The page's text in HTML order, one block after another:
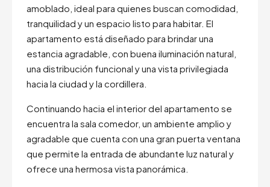
amoblado, ideal para quienes buscan comodidad,
tranquilidad y un espacio listo para habitar. El
apartamento está diseñado para brindar una
estancia agradable, con buena iluminación natural,
una distribución funcional y una vista privilegiada
hacia la ciudad y la cordillera.
Continuando hacia el interior del apartamento se
encuentra la sala comedor, un ambiente amplio y
agradable que cuenta con una gran puerta ventana
que permite la entrada de abundante luz natural y
ofrece una hermosa vista panorámica.